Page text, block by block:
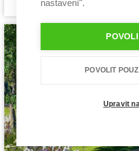
Cena projektu:
Dispozice:
Užitná plocha:
nastavení".
POVOLIT
Upravit